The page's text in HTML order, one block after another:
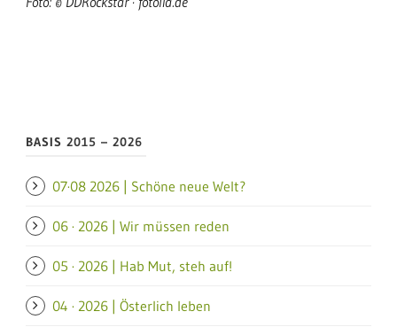
BASIS 2015 – 2026
07·08 2026 | Schöne neue Welt?
06 · 2026 | Wir müssen reden
05 · 2026 | Hab Mut, steh auf!
04 · 2026 | Österlich leben